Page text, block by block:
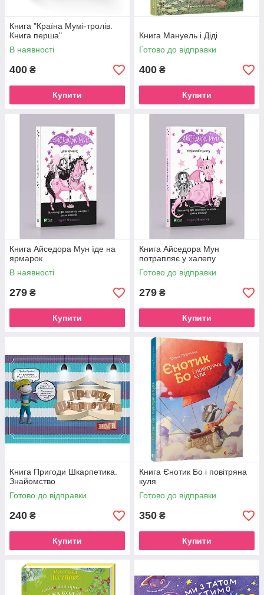
Книга "Країна Мумі-тролів.
Книга перша"
В наявності
400 ₴
Купити
Книга Мануель і Діді
Готово до відправки
400 ₴
Купити
Книга Айседора Мун їде на
ярмарок
В наявності
279 ₴
Купити
Книга Айседора Мун
потрапляє у халепу
Готово до відправки
279 ₴
Купити
Книга Пригоди Шкарпетика.
Знайомство
Готово до відправки
240 ₴
Купити
Книга Єнотик Бо і повітряна
куля
Готово до відправки
350 ₴
Купити